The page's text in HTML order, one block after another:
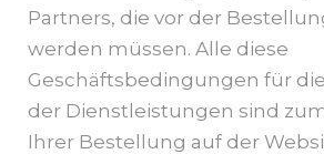
Partners, die vor der
werden müssen. Alle diese
Geschäftsbedingungen für
der Dienstleistungen sind
Ihrer Bestellung auf der